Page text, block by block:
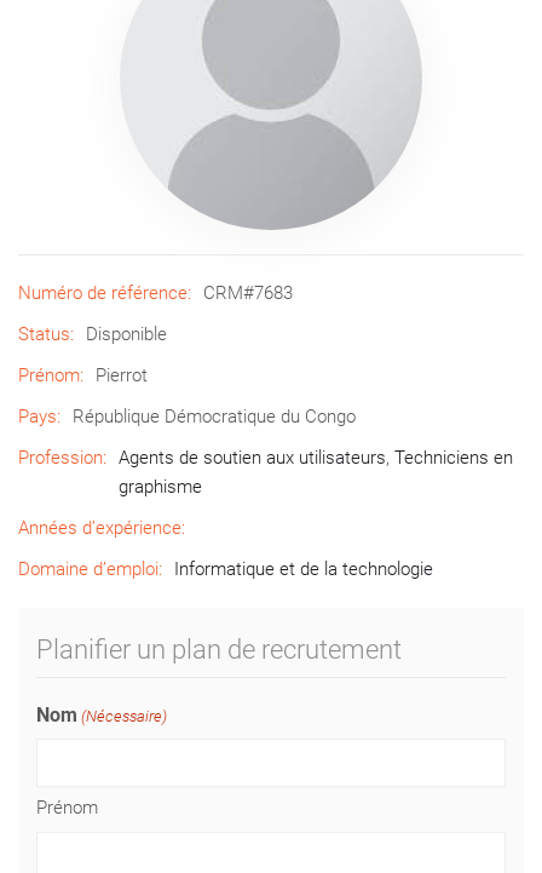
Numéro de référence:
CRM#7683
Status:
Disponible
Prénom:
Pierrot
Pays:
République Démocratique du Congo
Profession:
Agents de soutien aux utilisateurs, Techniciens en
graphisme
Années d’expérience:
Domaine d’emploi:
Informatique et de la technologie
Planifier un plan de recrutement
Nom (Nécessaire)
Prénom